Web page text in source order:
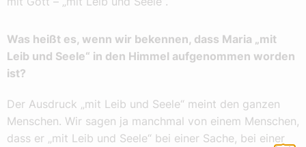
Was heißt es, wenn wir bekennen, dass Maria „mit
Leib und Seele“ in den Himmel aufgenommen worden
ist?
Der Ausdruck „mit Leib und Seele“ meint den ganzen
Menschen. Wir sagen ja manchmal von einem Menschen,
dass er „mit Leib und Seele“ bei einer Sache, bei einer